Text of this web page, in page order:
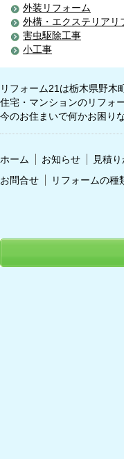
外装リフォーム
外構・エクステリアリ
害虫駆除工事
小工事
リフォーム21は栃木県野木
住宅・マンションのリフォ
今のお住まいで何かお困り
ホーム お知らせ 見積
お問合せ
リフォームの種